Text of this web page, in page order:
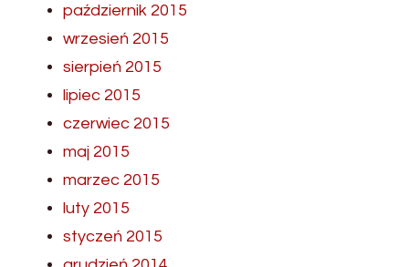
październik 2015
wrzesień 2015
sierpień 2015
lipiec 2015
czerwiec 2015
maj 2015
marzec 2015
luty 2015
styczeń 2015